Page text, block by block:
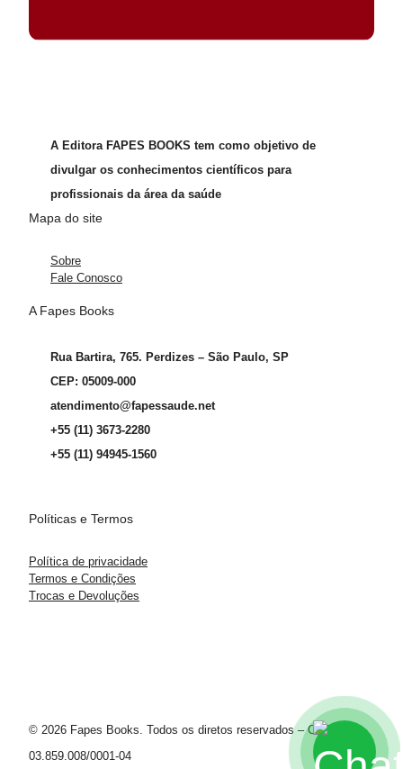
A Editora FAPES BOOKS tem como objetivo de
divulgar os conhecimentos científicos para
profissionais da área da saúde
Mapa do site
Sobre
Fale Conosco
A Fapes Books
Rua Bartira, 765. Perdizes – São Paulo, SP
CEP: 05009-000
atendimento@fapessaude.net
+55 (11) 3673-2280
+55 (11) 94945-1560
Políticas e Termos
Política de privacidade
Termos e Condições
Trocas e Devoluções
© 2026 Fapes Books. Todos os diretos reservados – CNPJ
03.859.008/0001-04